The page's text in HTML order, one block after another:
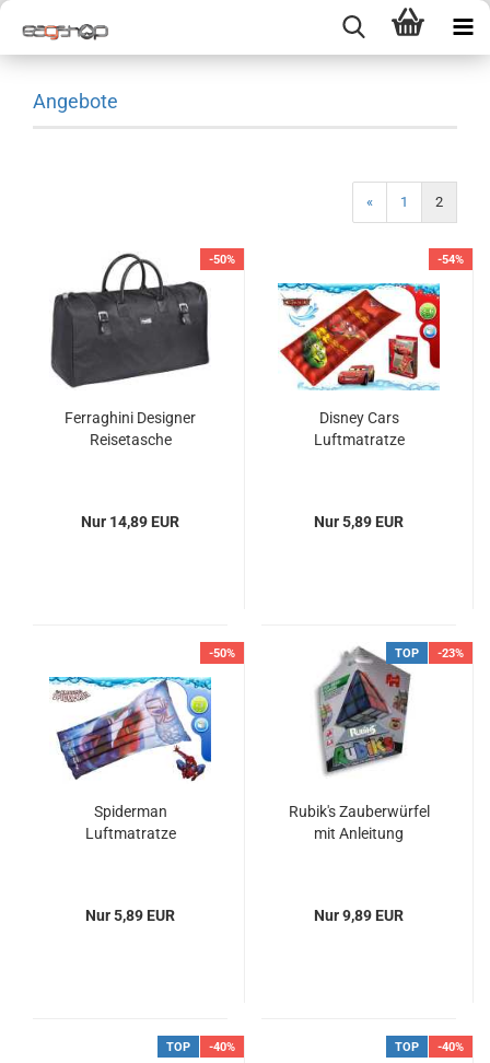
Angebote
« 1 2
-50%
Ferraghini Designer
Reisetasche
Nur 14,89 EUR
-54%
Disney Cars
Luftmatratze
Nur 5,89 EUR
-50%
Spiderman
Luftmatratze
Nur 5,89 EUR
TOP -23%
Rubik's Zauberwürfel
mit Anleitung
Nur 9,89 EUR
TOP -40% TOP -40%